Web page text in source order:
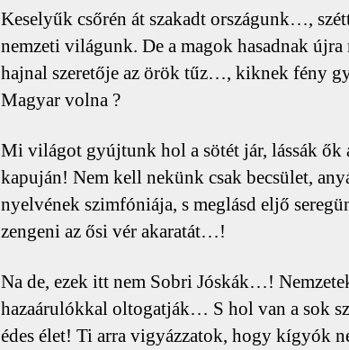
Keselyűk csőrén át szakadt országunk…,
nemzeti világunk. De a magok hasadnak
hajnal szeretője az örök tűz…, kiknek fény
Magyar volna ?
Mi világot gyújtunk hol a sötét jár, lássák ők
kapuján! Nem kell nekünk csak becsület,
nyelvének szimfóniája, s meglásd eljő
zengeni az ősi vér akaratát…!
Na de, ezek itt nem Sobri Jóskák…!
hazaárulókkal oltogatják… S hol van a sok
édes élet! Ti arra vigyázzatok, hogy kígyók